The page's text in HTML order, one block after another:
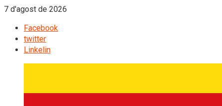
7 d'agost de 2026
Facebook
twitter
Linkelin